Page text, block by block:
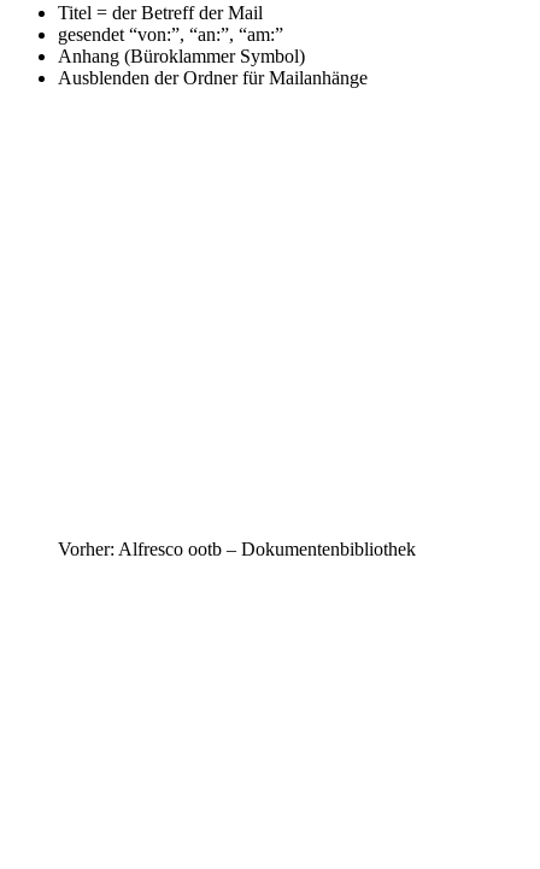
Titel = der Betreff der Mail
gesendet “von:”, “an:”, “am:”
Anhang (Büroklammer Symbol)
Ausblenden der Ordner für Mailanhänge
Vorher: Alfresco ootb – Dokumentenbibliothek